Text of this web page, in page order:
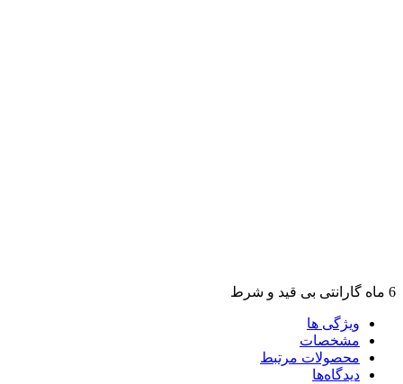
6 ماه گارانتی بی قید و شرط
ویژگی ها
مشخصات
محصولات مرتبط
دیدگاه‌ها